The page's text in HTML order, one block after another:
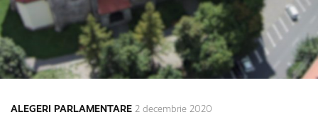
ALEGERI PARLAMENTARE 2 decembrie 2020